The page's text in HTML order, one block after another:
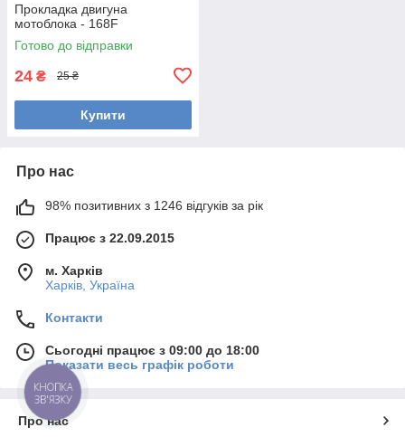
Прокладка двигуна
мотоблока - 168F
Готово до відправки
24 ₴ 25 ₴
Купити
Про нас
98% позитивних з 1246 відгуків за рік
Працює з 22.09.2015
м. Харків
Харків, Україна
Контакти
Сьогодні працює з 09:00 до 18:00
Показати весь графік роботи
Про нас
КНОПКА
ЗВ'ЯЗКУ